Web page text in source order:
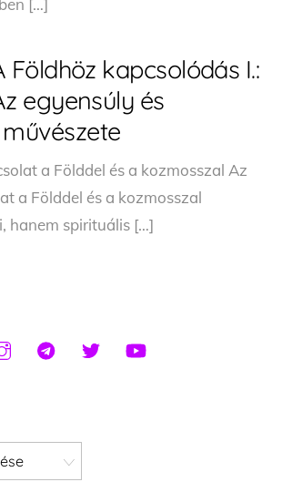
[…]
Földhöz kapcsolódás I.:
egyensúly és
a Földdel és a kozmosszal Az
a Földdel és a kozmosszal
hanem spirituális […]